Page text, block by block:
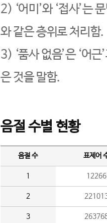
2) ‘어미’와 ‘접사’는
와 같은 층위로 처리함.
3) ‘품사 없음’은 ‘어
은 것을 말함.
음절 수별 현황
음절 수 표제어
1 12266
2
3